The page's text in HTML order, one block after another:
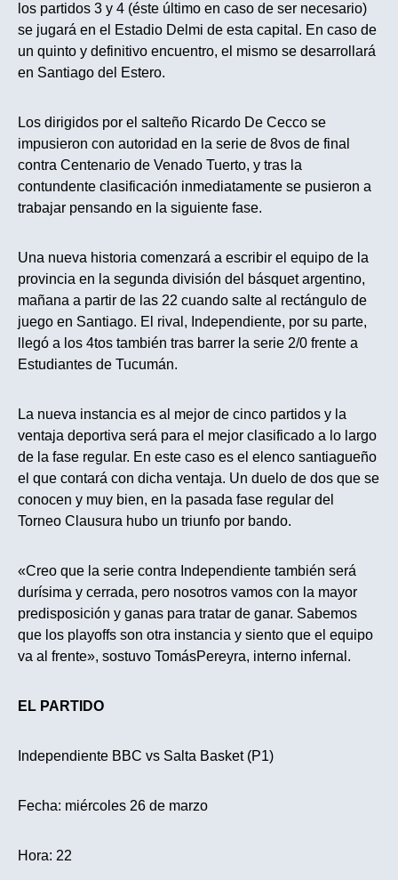
los partidos 3 y 4 (éste último en caso de ser necesario)
se jugará en el Estadio Delmi de esta capital. En caso de
un quinto y definitivo encuentro, el mismo se desarrollará
en Santiago del Estero.
Los dirigidos por el salteño Ricardo De Cecco se
impusieron con autoridad en la serie de 8vos de final
contra Centenario de Venado Tuerto, y tras la
contundente clasificación inmediatamente se pusieron a
trabajar pensando en la siguiente fase.
Una nueva historia comenzará a escribir el equipo de la
provincia en la segunda división del básquet argentino,
mañana a partir de las 22 cuando salte al rectángulo de
juego en Santiago. El rival, Independiente, por su parte,
llegó a los 4tos también tras barrer la serie 2/0 frente a
Estudiantes de Tucumán.
La nueva instancia es al mejor de cinco partidos y la
ventaja deportiva será para el mejor clasificado a lo largo
de la fase regular. En este caso es el elenco santiagueño
el que contará con dicha ventaja. Un duelo de dos que se
conocen y muy bien, en la pasada fase regular del
Torneo Clausura hubo un triunfo por bando.
«Creo que la serie contra Independiente también será
durísima y cerrada, pero nosotros vamos con la mayor
predisposición y ganas para tratar de ganar. Sabemos
que los playoffs son otra instancia y siento que el equipo
va al frente», sostuvo TomásPereyra, interno infernal.
EL PARTIDO
Independiente BBC vs Salta Basket (P1)
Fecha: miércoles 26 de marzo
Hora: 22